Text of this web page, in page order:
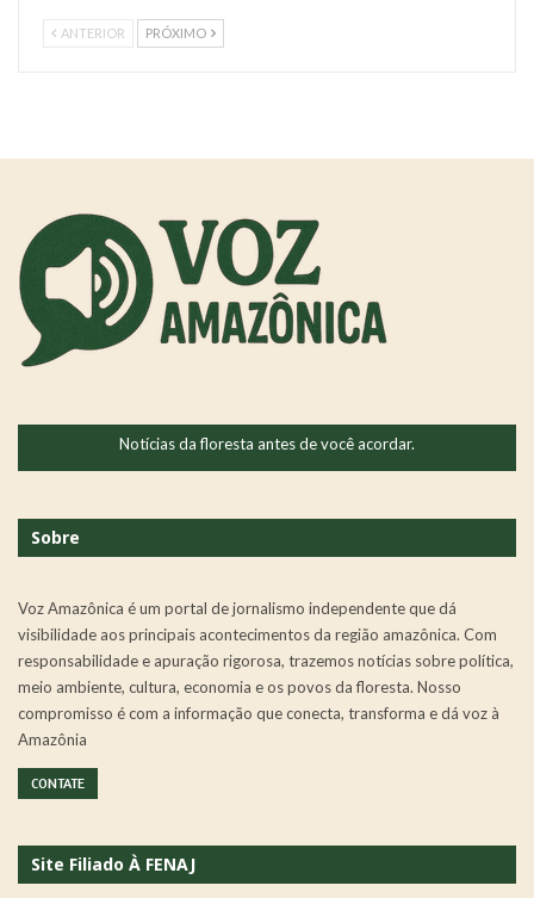
ANTERIOR PRÓXIMO
Notícias da floresta antes de você acordar.
Sobre
Voz Amazônica é um portal de jornalismo independente que dá
visibilidade aos principais acontecimentos da região amazônica. Com
responsabilidade e apuração rigorosa, trazemos notícias sobre política,
meio ambiente, cultura, economia e os povos da floresta. Nosso
compromisso é com a informação que conecta, transforma e dá voz à
Amazônia
CONTATE
Site Filiado À FENAJ